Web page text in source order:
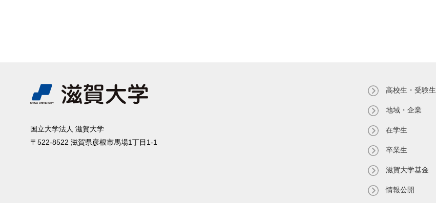
国⽴⼤学法⼈ 滋賀⼤学
〒522-8522 滋賀県彦根市⾺場1丁⽬1-1
高校生・受験生
地域・企業
在学生
卒業生
滋賀大学基金
情報公開